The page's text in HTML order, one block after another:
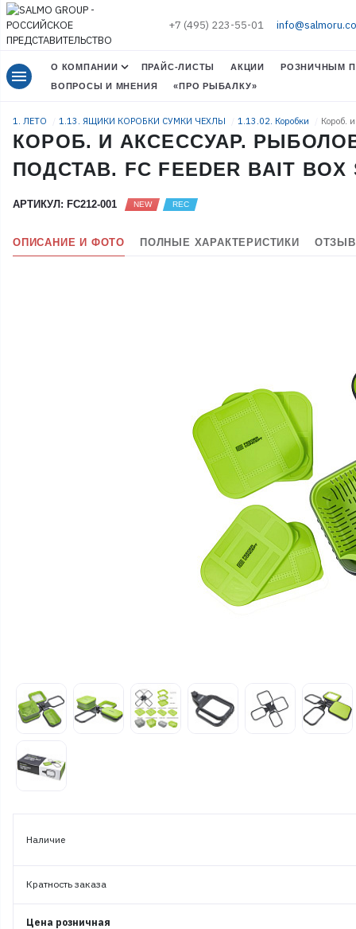
+7 (495) 223-55-01
menu О КОМПАНИИ ПРАЙС-ЛИСТЫ АКЦИИ
РОЗНИЧНЫМ
ВОПРОСЫ И МНЕНИЯ
«ПРО РЫБАЛКУ»
1. ЛЕТО 1.13. ЯЩИКИ КОРОБКИ СУМКИ ЧЕХЛЫ 1.13.02. Коробки Короб.
КОРОБ. И АКСЕССУАР.
ПОДСТАВ. FC FEEDER BAIT
АРТИКУЛ: FC212-001
ОПИСАНИЕ И ФОТО ПОЛНЫЕ ХАРАКТЕРИСТИКИ
Наличие
Кратность заказа
Цена розничная